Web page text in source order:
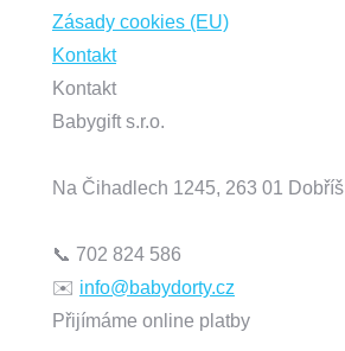
Zásady cookies (EU)
Kontakt
Kontakt
Babygift s.r.o.
Na Čihadlech 1245, 263 01 Dobříš
📞 702 824 586
✉️ info@babydorty.cz
Find us on:
Instagram
Mail
Přijímáme online platby